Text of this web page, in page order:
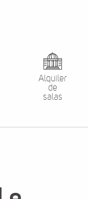
Alquiler
de
salas